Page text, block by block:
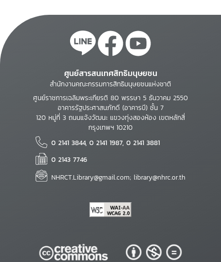
ศูนย์สารสนเทศสิทธิมนุษยชน
สำนักงานคณะกรรมการสิทธิมนุษยชนแห่งชาติ
ศูนย์ราชการเฉลิมพระเกียรติ 80 พรรษา 5 ธันวาคม 2550
อาคารรัฐประศาสนภักดี (อาคารบี) ชั้น 7
120 หมู่ที่ 3 ถนนแจ้งวัฒนะ แขวงทุ่งสองห้อง เขตหลักสี่
กรุงเทพฯ 10210
0 2141 3844, 0 2141 1987, 0 2141 3881
0 2143 7746
NHRCT.Library@gmail.com; library@nhrc.or.th